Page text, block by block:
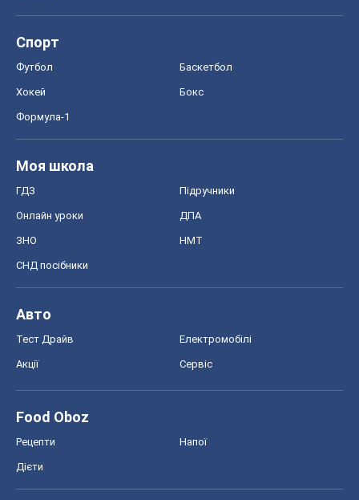
Спорт
Футбол Баскетбол
Хокей Бокс
Формула-1
Моя школа
ГДЗ Підручники
Онлайн уроки ДПА
ЗНО НМТ
СНД посібники
Авто
Тест Драйв Електромобілі
Акції Сервіс
Food Oboz
Рецепти Напої
Дієти